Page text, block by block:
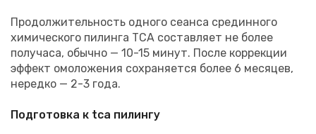
Продолжительность одного сеанса срединного
химического пилинга ТСА составляет не более
получаса, обычно — 10-15 минут. После коррекции
эффект омоложения сохраняется более 6 месяцев,
нередко — 2-3 года.
Подготовка к tca пилингу